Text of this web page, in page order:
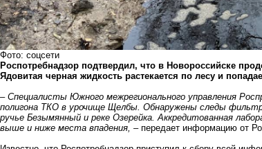
Фото: соцсети
Роспотребнадзор подтвердил, что в Новороссийске
Ядовитая черная жидкость растекается по лесу и
– Специалисты Южного межрегионального управления
полигона ТКО в урочище Щелбы. Обнаружены следы
ручье Безымянный и реке Озерейка. Аккредитованная
выше и ниже места впадения, – передает информацию от